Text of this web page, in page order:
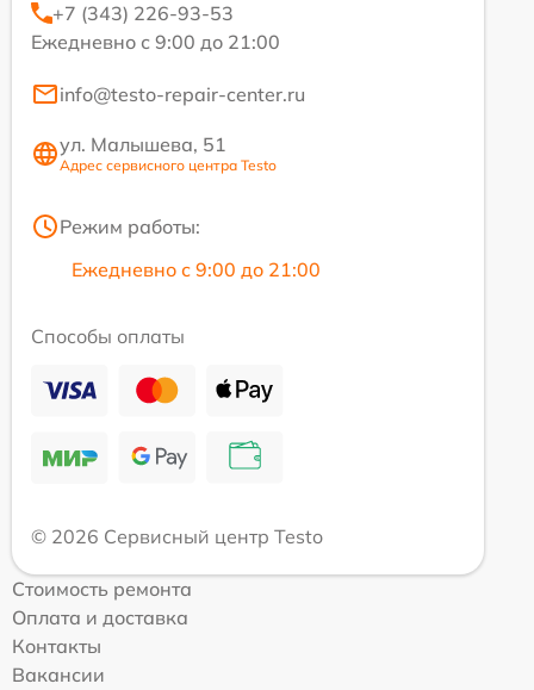
+7 (343) 226-93-53
Ежедневно с 9:00 до 21:00
info@testo-repair-center.ru
ул. Малышева, 51
Адрес сервисного центра Testo
Режим работы:
Ежедневно с 9:00 до 21:00
Способы оплаты
© 2026 Сервисный центр Testo
Стоимость ремонта
Оплата и доставка
Контакты
Вакансии